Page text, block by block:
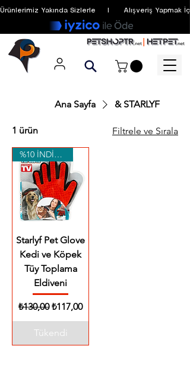
Ürünlerimiz Yakında Sizlerle     I      Alışveriş
Ana Sayfa & STARLYF
1 ürün Filtrele ve Sırala
%10 İNDİRİM
Starlyf Pet Glove
Kedi ve Köpek
Tüy Toplama
Eldiveni
Normal Fiyat
₺130,00 İndirimli Fiyat
₺117,00
Tükendi